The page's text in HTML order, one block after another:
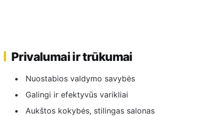
Privalumai ir trūkumai
Nuostabios valdymo savybės
Galingi ir efektyvūs varikliai
Aukštos kokybės, stilingas salonas